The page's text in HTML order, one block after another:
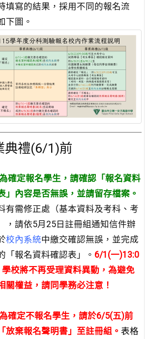
填寫的結果，採用不同的報名流
下圖。
典禮(6/1)前
確定報名學生，請確認「報名資料
」內容是否無誤，並請留存檔案。
有需修正處（基本資料及考科、考
，請依5月25日註冊組通知信件辦
校內系統中繳交確認無誤，並完成
「報名資料確認表」。 6/1(一)13:0
學校將不再受理資料異動，為避免
關權益，請同學務必注意！
確定不報名學生，請於6/5(五)前
放棄報名聲明書」至註冊組。 表格